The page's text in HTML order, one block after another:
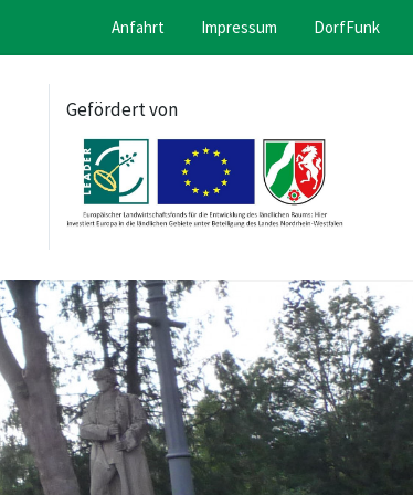
Anfahrt Impressum DorfFunk
Gefördert von